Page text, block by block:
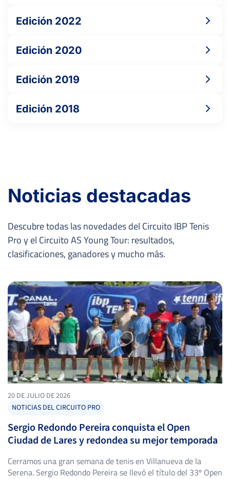
Edición 2022
Edición 2020
Edición 2019
Edición 2018
Noticias destacadas
Descubre todas las novedades del Circuito IBP Tenis
Pro y el Circuito AS Young Tour: resultados,
clasificaciones, ganadores y mucho más.
20 DE JULIO DE 2026
NOTICIAS DEL CIRCUITO PRO
Sergio Redondo Pereira conquista el Open
Ciudad de Lares y redondea su mejor temporada
Cerramos una gran semana de tenis en Villanueva de la
Serena. Sergio Redondo Pereira se llevó el título del 33º Open